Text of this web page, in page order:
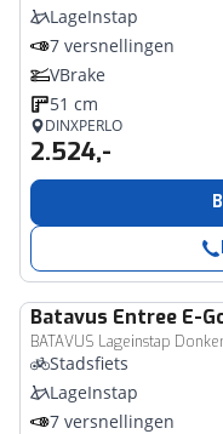
LageInstap
7 versnellingen
VBrake
51 cm
DINXPERLO
2.524,-
Batavus Entree E-
BATAVUS Lageinstap
Stadsfiets
LageInstap
7 versnellingen